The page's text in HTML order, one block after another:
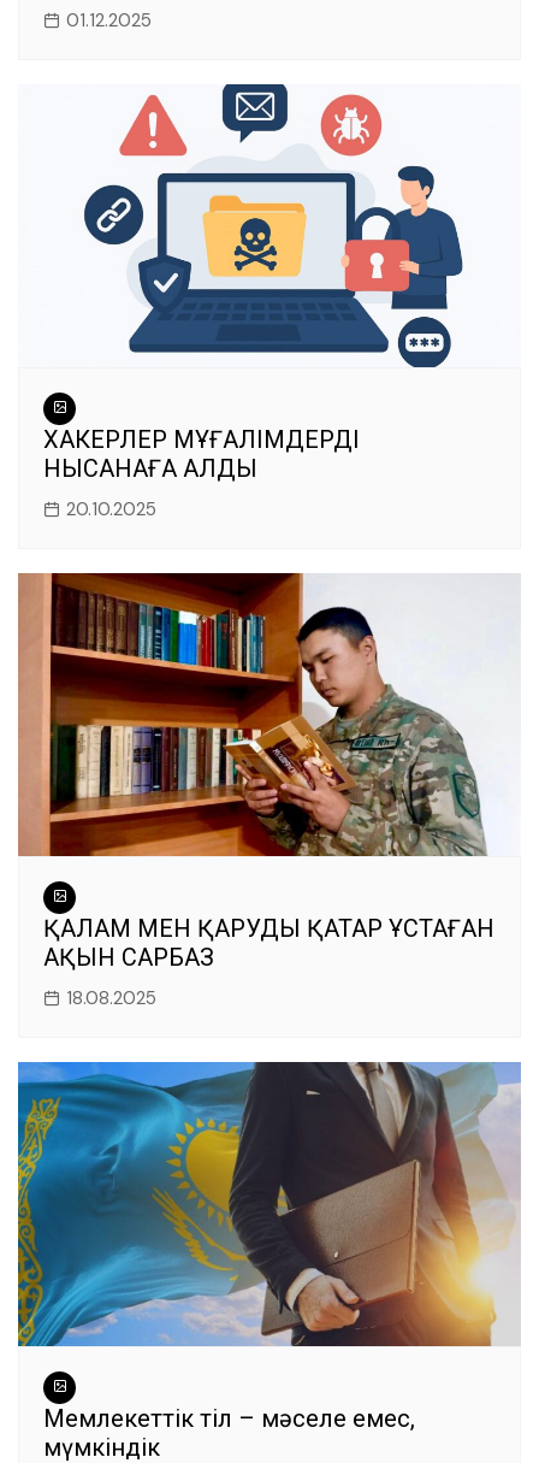
01.12.2025
ХАКЕРЛЕР МҰҒАЛІМДЕРДІ
НЫСАНАҒА АЛДЫ
20.10.2025
ҚАЛАМ МЕН ҚАРУДЫ ҚАТАР ҰСТАҒАН
АҚЫН САРБАЗ
18.08.2025
Мемлекеттік тіл – мәселе емес,
мүмкіндік